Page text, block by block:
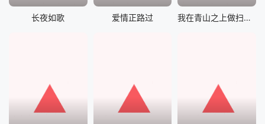
长夜如歌 爱情正路过 我在青山之上做扫地担当